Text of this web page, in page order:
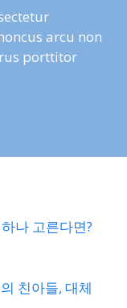
arcu non
porttitor
나 고른다면?
친아들, 대체